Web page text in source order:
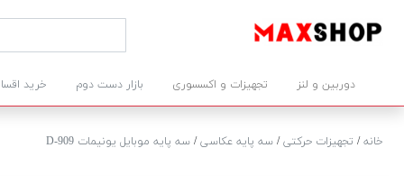
دوربین و لنز تجهیزات و اکسسوری بازار دست دوم خرید
خانه/ تجهیزات حرکتی/ سه پایه عکاسی/ سه پایه موبایل یونیمات D-909